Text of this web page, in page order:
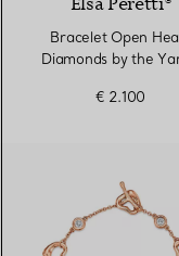
Bracelet Open
Diamonds by the
€ 2.100